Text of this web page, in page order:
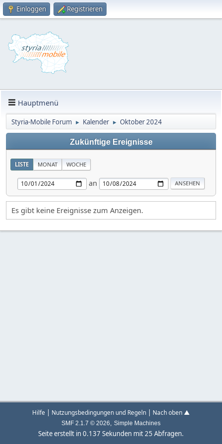
Einloggen Registrieren
Hauptmenü
Styria-Mobile Forum ► Kalender ► Oktober 2024
Zukünftige Ereignisse
LISTE MONAT WOCHE
an
Es gibt keine Ereignisse zum Anzeigen.
Hilfe | Nutzungsbedingungen und Regeln | Nach oben ▲
SMF 2.1.7 © 2026, Simple Machines
Seite erstellt in 0.137 Sekunden mit 25 Abfragen.